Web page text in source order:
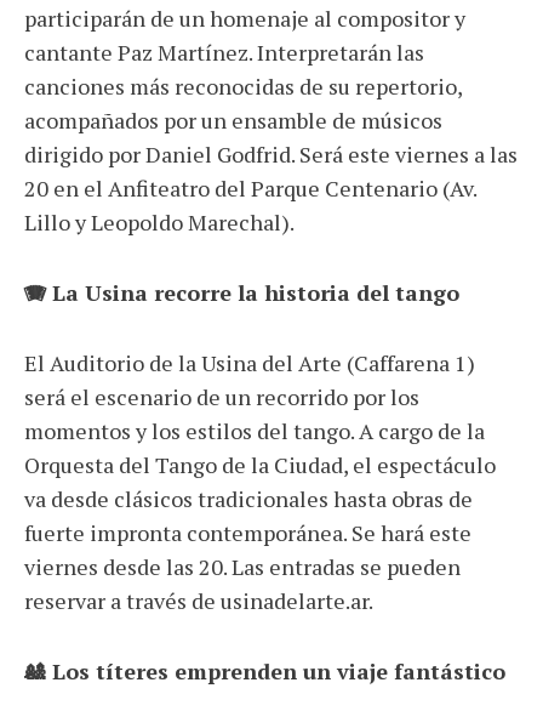
participarán de un homenaje al compositor y
cantante Paz Martínez. Interpretarán las
canciones más reconocidas de su repertorio,
acompañados por un ensamble de músicos
dirigido por Daniel Godfrid. Será este viernes a las
20 en el Anfiteatro del Parque Centenario (Av.
Lillo y Leopoldo Marechal).
🪗 La Usina recorre la historia del tango
El Auditorio de la Usina del Arte (Caffarena 1)
será el escenario de un recorrido por los
momentos y los estilos del tango. A cargo de la
Orquesta del Tango de la Ciudad, el espectáculo
va desde clásicos tradicionales hasta obras de
fuerte impronta contemporánea. Se hará este
viernes desde las 20. Las entradas se pueden
reservar a través de usinadelarte.ar.
🎎 Los títeres emprenden un viaje fantástico